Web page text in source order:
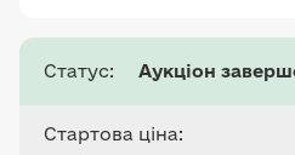
Статус: Аукціон
Стартова ціна: